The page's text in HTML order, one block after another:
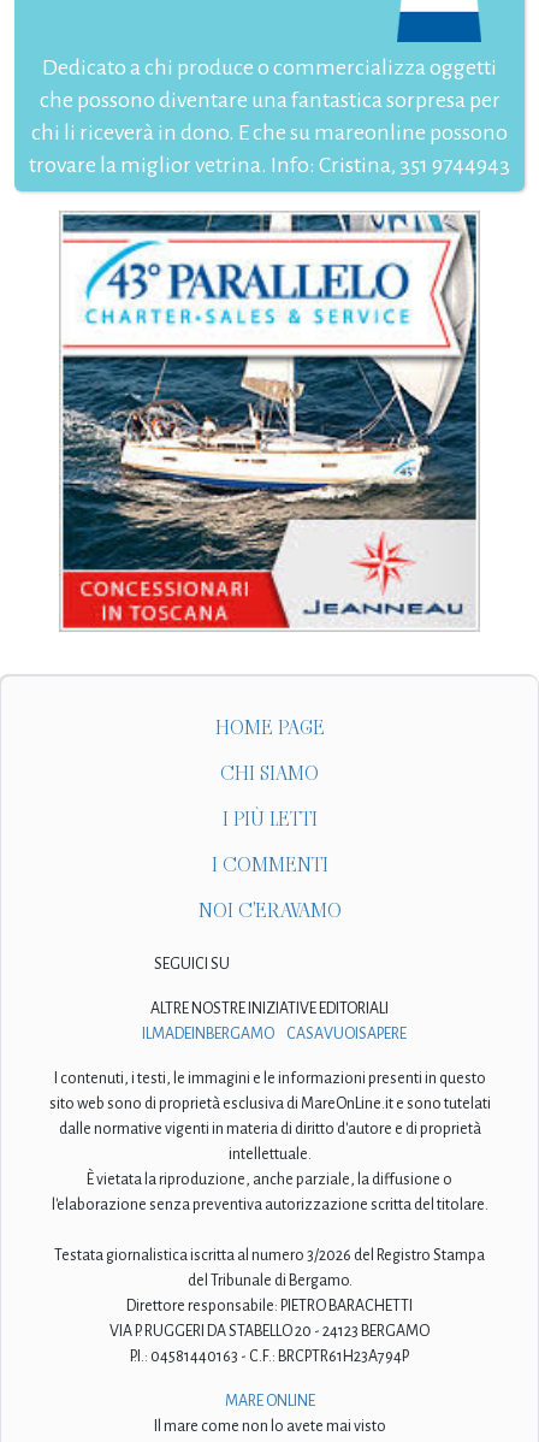
Dedicato a chi produce o commercializza oggetti
che possono diventare una fantastica sorpresa per
chi li riceverà in dono. E che su mareonline possono
trovare la miglior vetrina. Info: Cristina, 351 9744943
HOME PAGE
CHI SIAMO
I PIÙ LETTI
I COMMENTI
NOI C'ERAVAMO
SEGUICI SU
ALTRE NOSTRE INIZIATIVE EDITORIALI
ILMADEINBERGAMO
CASAVUOISAPERE
I contenuti, i testi, le immagini e le informazioni presenti in questo
sito web sono di proprietà esclusiva di MareOnLine.it e sono tutelati
dalle normative vigenti in materia di diritto d'autore e di proprietà
intellettuale.
È vietata la riproduzione, anche parziale, la diffusione o
l'elaborazione senza preventiva autorizzazione scritta del titolare.
Testata giornalistica iscritta al numero 3/2026 del Registro Stampa
del Tribunale di Bergamo.
Direttore responsabile: PIETRO BARACHETTI
VIA P. RUGGERI DA STABELLO 20 - 24123 BERGAMO
P.I.: 04581440163 - C.F.: BRCPTR61H23A794P
MARE ONLINE
Il mare come non lo avete mai visto